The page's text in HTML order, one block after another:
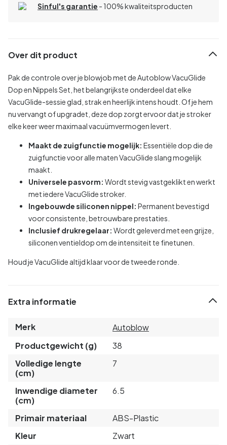
Sinful's garantie - 100% kwaliteitsproducten
Over dit product
Pak de controle over je blowjob met de Autoblow VacuGlide
Dop en Nippels Set, het belangrijkste onderdeel dat elke
VacuGlide-sessie glad, strak en heerlijk intens houdt. Of je hem
nu vervangt of upgradet, deze dop zorgt ervoor dat je stroker
elke keer weer maximaal vacuümvermogen levert.
Maakt de zuigfunctie mogelijk: Essentiële dop die de
zuigfunctie voor alle maten VacuGlide slang mogelijk
maakt.
Universele pasvorm: Wordt stevig vastgeklikt en werkt
met iedere VacuGlide stroker.
Ingebouwde siliconen nippel: Permanent bevestigd
voor consistente, betrouwbare prestaties.
Inclusief drukregelaar: Wordt geleverd met een grijze,
siliconen ventieldop om de intensiteit te finetunen.
Houd je VacuGlide altijd klaar voor de tweede ronde.
Extra informatie
Merk
Autoblow
Productgewicht (g)
38
Volledige lengte
(cm)
7
Inwendige diameter
(cm)
6.5
Primair materiaal
ABS-Plastic
Kleur
Zwart